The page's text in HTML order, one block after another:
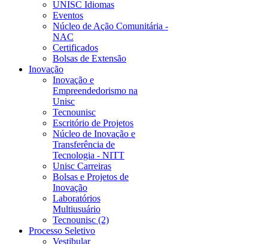
UNISC Idiomas
Eventos
Núcleo de Ação Comunitária -
NAC
Certificados
Bolsas de Extensão
Inovação
Inovação e
Empreendedorismo na
Unisc
Tecnounisc
Escritório de Projetos
Núcleo de Inovação e
Transferência de
Tecnologia - NITT
Unisc Carreiras
Bolsas e Projetos de
Inovação
Laboratórios
Multiusuário
Tecnounisc (2)
Processo Seletivo
Vestibular